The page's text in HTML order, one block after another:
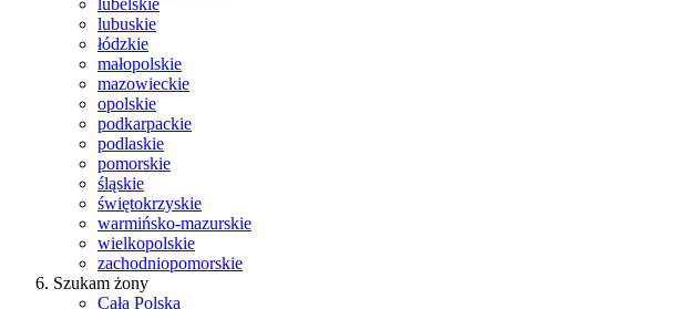
lubelskie
lubuskie
łódzkie
małopolskie
mazowieckie
opolskie
podkarpackie
podlaskie
pomorskie
śląskie
świętokrzyskie
warmińsko-mazurskie
wielkopolskie
zachodniopomorskie
Szukam żony
Cała Polska